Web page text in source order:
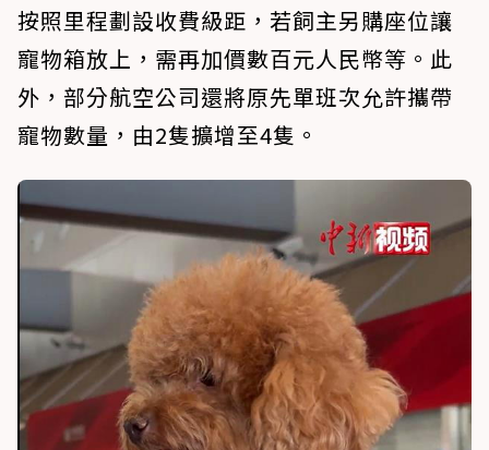
按照里程劃設收費級距，若飼主另購座位讓
寵物箱放上，需再加價數百元人民幣等。此
外，部分航空公司還將原先單班次允許攜帶
寵物數量，由2隻擴增至4隻。